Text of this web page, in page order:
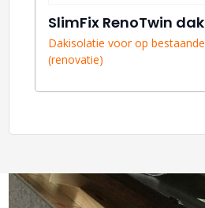
SlimFix RenoTwin
Dakisolatie voor op
(renovatie)